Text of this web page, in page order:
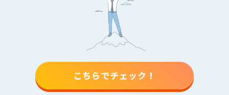
こちらでチェック！